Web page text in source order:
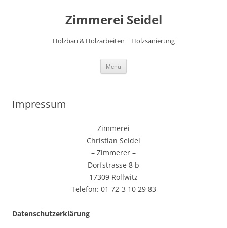
Zimmerei Seidel
Holzbau & Holzarbeiten | Holzsanierung
Menü
Impressum
Zimmerei
Christian Seidel
– Zimmerer –
Dorfstrasse 8 b
17309 Rollwitz
Telefon: 01 72-3 10 29 83
Datenschutzerklärung